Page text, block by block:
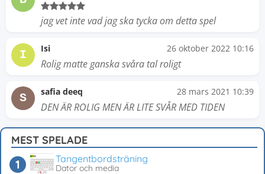
jag vet inte vad jag ska tycka om detta spel
I Isi 26 oktober 2022 10:16
Rolig matte ganska svåra tal roligt
S safia deeq 28 mars 2021 10:39
DEN ÄR ROLIG MEN ÄR LITE SVÅR MED TIDEN
MEST SPELADE
Tangentbordsträning
Dator och media